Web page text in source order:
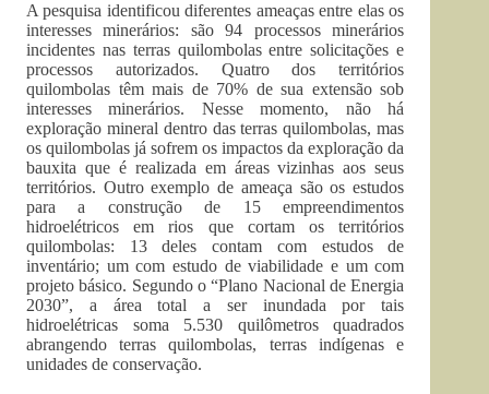
A pesquisa identificou diferentes ameaças entre elas os
interesses minerários: são 94 processos minerários
incidentes nas terras quilombolas entre solicitações e
processos autorizados. Quatro dos territórios
quilombolas têm mais de 70% de sua extensão sob
interesses minerários. Nesse momento, não há
exploração mineral dentro das terras quilombolas, mas
os quilombolas já sofrem os impactos da exploração da
bauxita que é realizada em áreas vizinhas aos seus
territórios. Outro exemplo de ameaça são os estudos
para a construção de 15 empreendimentos
hidroelétricos em rios que cortam os territórios
quilombolas: 13 deles contam com estudos de
inventário; um com estudo de viabilidade e um com
projeto básico. Segundo o “Plano Nacional de Energia
2030”, a área total a ser inundada por tais
hidroelétricas soma 5.530 quilômetros quadrados
abrangendo terras quilombolas, terras indígenas e
unidades de conservação.